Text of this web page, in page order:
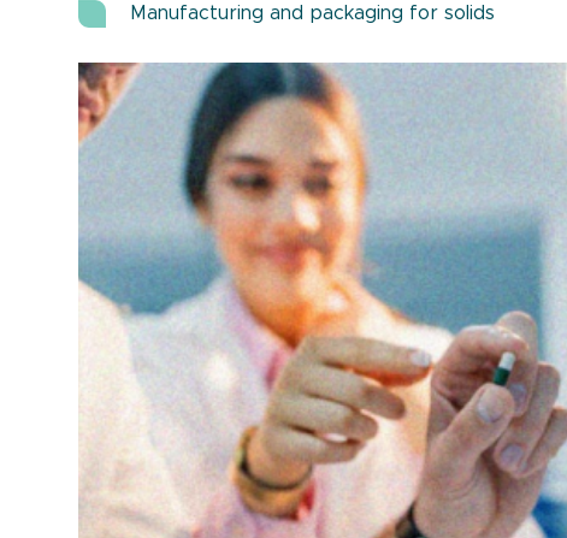
Manufacturing and packaging for solids